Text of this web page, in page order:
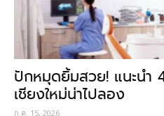
ปักหมุดยิ้มสวย! แนะนำ
เชียงใหม่น่าไปลอง
ก.ค. 15, 2026